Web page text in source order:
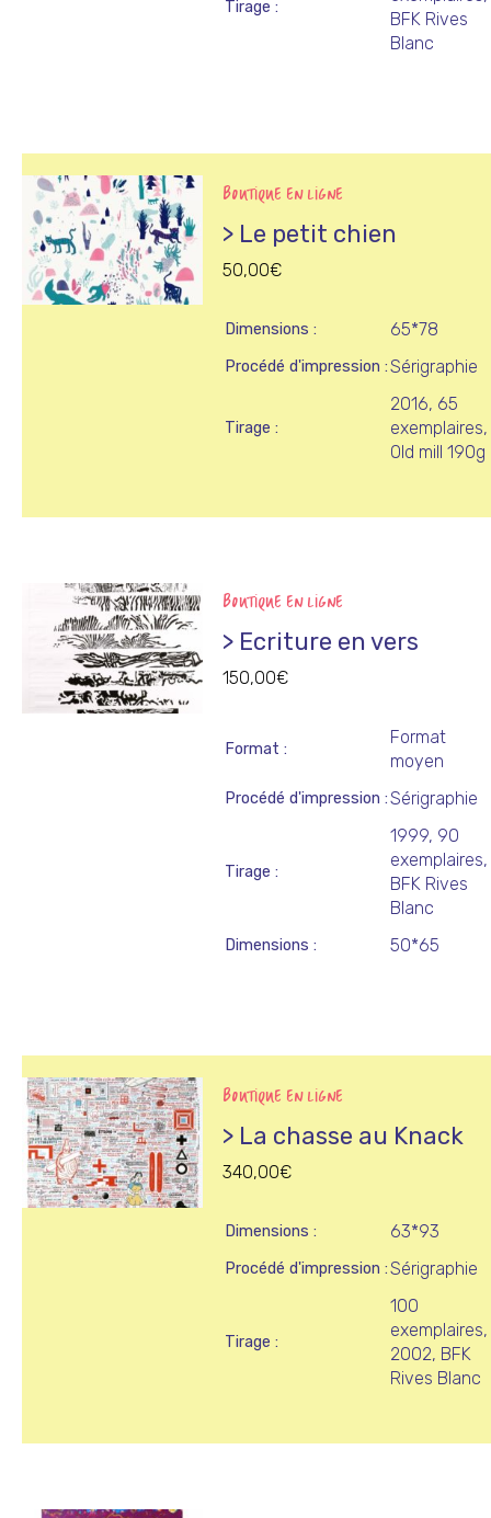
Tirage
BFK Rives
Blanc
BOUTIQUE EN LIGNE
> Le petit chien
50,00€
Dimensions 65*78
Procédé d'impression Sérigraphie
Tirage
2016, 65
exemplaires,
Old mill 190g
BOUTIQUE EN LIGNE
> Ecriture en vers
150,00€
Format
Format
moyen
Procédé d'impression Sérigraphie
Tirage
1999, 90
exemplaires,
BFK Rives
Blanc
Dimensions 50*65
BOUTIQUE EN LIGNE
> La chasse au Knack
340,00€
Dimensions 63*93
Procédé d'impression Sérigraphie
Tirage
100
exemplaires,
2002, BFK
Rives Blanc